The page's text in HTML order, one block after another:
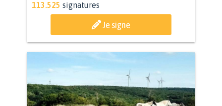
113.525 signatures
Je signe